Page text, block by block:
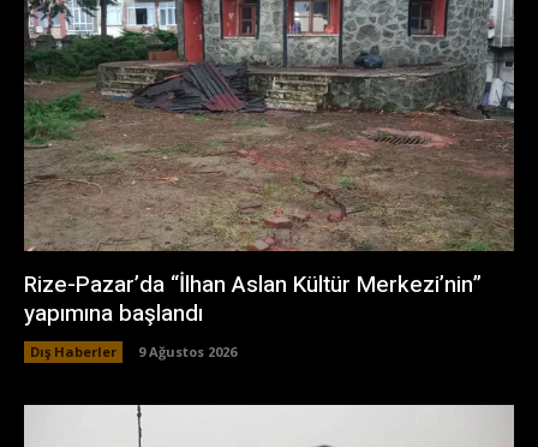
Rize-Pazar’da “İlhan Aslan Kültür Merkezi’nin”
yapımına başlandı
Dış Haberler 9 Ağustos 2026